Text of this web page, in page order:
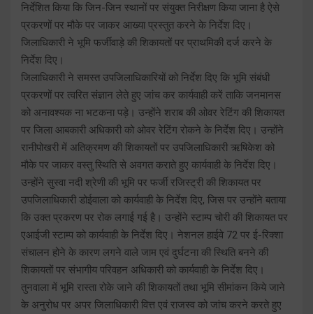
निर्देशित किया कि जिन-जिन स्थानों पर संयुक्त निरीक्षण किया जाना है ऐसे
प्रकरणों पर मौके पर जाकर आख्या प्रस्तुत करने के निर्देश दिए।
जिलाधिकारी ने भूमि फर्जीवाड़े की शिकायतों पर प्राथमिकी दर्ज करने के
निर्देश दिए।
जिलाधिकारी ने समस्त उपजिलाधिकारियों को निर्देश दिए कि भूमि संबंधी
प्रकरणों पर त्वरित संज्ञान लेते हुए जांच कर कार्यवाही करें ताकि जनमानस
को अनावश्यक ना भटकना पड़े। उन्होंने शराब की ओवर रेटिंग की शिकायत
पर जिला आबकारी अधिकारी को ओवर रेटिंग रोकने के निर्देश दिए। उन्होंने
रानीपोखरी में अतिक्रमण की शिकायतों पर उपजिलाधिकारी ऋषिकेश को
मौके पर जाकर वस्तु स्थिति से अवगत कराते हुए कार्यवाही के निर्देश दिए।
उन्होंने सुस्वा नदी श्रेणी की भूमि पर फर्जी रजिस्ट्री की शिकायत पर
उपजिलाधिकारी डोईवाला को कार्यवाही के निर्देश दिए, जिस पर उन्होंने बताया
कि उक्त प्रकरण पर रोक लगाई गई है। उन्होंने स्टाम्प चोरी की शिकायत पर
एआईजी स्टाम्प को कार्यवाही के निर्देश दिए। नेशनल हाईवे 72 पर ई-रिक्शा
संचालन होने के कारण लगने वाले जाम एवं दुर्घटना की स्थिति बनने की
शिकायतों पर संभागीय परिवहन अधिकारी को कार्यवाही के निर्देश दिए।
तुनवाला में भूमि रास्ता रोके जाने की शिकायतों तथा भूमि सीमांकन किये जाने
के अनुरोध पर अपर जिलाधिकारी वित्त एवं राजस्व को जांच करने करते हुए